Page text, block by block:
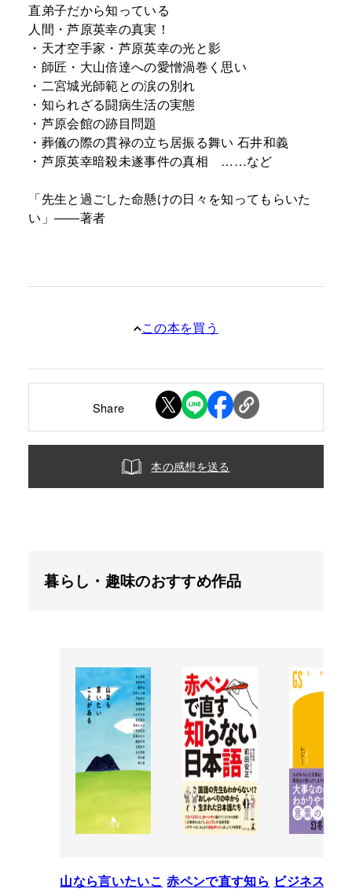
直弟子だから知っている
人間・芦原英幸の真実！
・天才空手家・芦原英幸の光と影
・師匠・大山倍達への愛憎渦巻く思い
・二宮城光師範との涙の別れ
・知られざる闘病生活の実態
・芦原会館の跡目問題
・葬儀の際の貫禄の立ち居振る舞い 石井和義
・芦原英幸暗殺未遂事件の真相 ……など
「先生と過ごした命懸けの日々を知ってもらいた
い」――著者
この本を買う
Share
本の感想を送る
暮らし・趣味のおすすめ作品
山なら言いたいこ 赤ペンで直す知ら ビジネスパ